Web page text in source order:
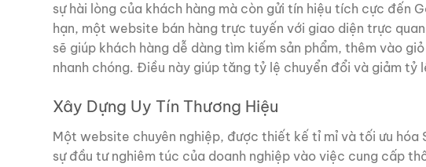
sự hài lòng của khách hàng mà còn gửi tín hiệu tích cực đến
hạn, một website bán hàng trực tuyến với giao diện trực
sẽ giúp khách hàng dễ dàng tìm kiếm sản phẩm, thêm vào
nhanh chóng. Điều này giúp tăng tỷ lệ chuyển đổi và giảm tỷ
Xây Dựng Uy Tín Thương Hiệu
Một website chuyên nghiệp, được thiết kế tỉ mỉ và tối ưu hóa
sự đầu tư nghiêm túc của doanh nghiệp vào việc cung cấp